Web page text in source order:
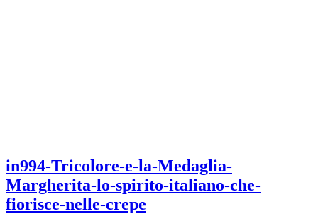
in994-Tricolore-e-la-Medaglia-
Margherita-lo-spirito-italiano-che-
fiorisce-nelle-crepe